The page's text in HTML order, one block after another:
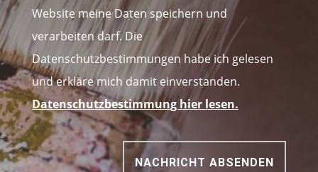
Website meine Daten speichern und
verarbeiten darf. Die
Datenschutzbestimmungen habe ich gelesen
und erkläre mich damit einverstanden.
Datenschutzbestimmung hier lesen.
NACHRICHT ABSENDEN